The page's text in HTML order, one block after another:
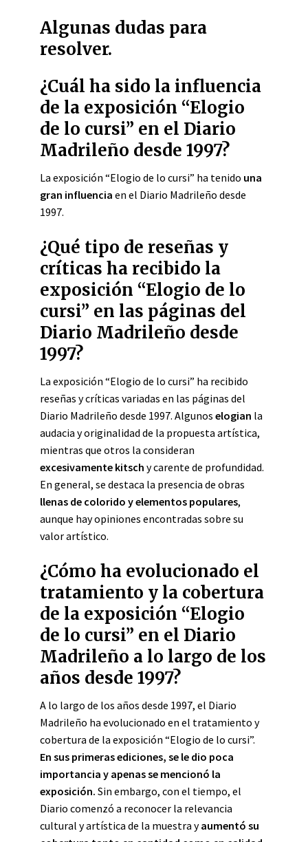
Algunas dudas para
resolver.
¿Cuál ha sido la influencia
de la exposición “Elogio
de lo cursi” en el Diario
Madrileño desde 1997?
La exposición “Elogio de lo cursi” ha tenido una
gran influencia en el Diario Madrileño desde
1997.
¿Qué tipo de reseñas y
críticas ha recibido la
exposición “Elogio de lo
cursi” en las páginas del
Diario Madrileño desde
1997?
La exposición “Elogio de lo cursi” ha recibido
reseñas y críticas variadas en las páginas del
Diario Madrileño desde 1997. Algunos elogian la
audacia y originalidad de la propuesta artística,
mientras que otros la consideran
excesivamente kitsch y carente de profundidad.
En general, se destaca la presencia de obras
llenas de colorido y elementos populares,
aunque hay opiniones encontradas sobre su
valor artístico.
¿Cómo ha evolucionado el
tratamiento y la cobertura
de la exposición “Elogio
de lo cursi” en el Diario
Madrileño a lo largo de los
años desde 1997?
A lo largo de los años desde 1997, el Diario
Madrileño ha evolucionado en el tratamiento y
cobertura de la exposición “Elogio de lo cursi”.
En sus primeras ediciones, se le dio poca
importancia y apenas se mencionó la
exposición. Sin embargo, con el tiempo, el
Diario comenzó a reconocer la relevancia
cultural y artística de la muestra yaumentó su